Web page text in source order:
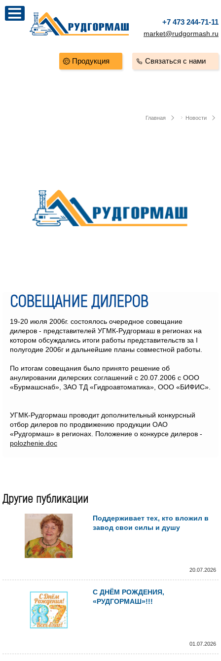
+7 473 244-71-11
market@rudgormash.ru
Связаться с нами
Продукция
Главная Новости
СОВЕЩАНИЕ ДИЛЕРОВ
19-20 июля 2006г. состоялось очередное совещание
дилеров - представителей УГМК-Рудгормаш в регионах на
котором обсуждались итоги работы представительств за I
полугодие 2006г и дальнейшие планы совместной работы.
По итогам совещания было принято решение об
анулировании дилерских соглашений с 20.07.2006 с ООО
«Бурмашснаб», ЗАО ТД «Гидроавтоматика», ООО «БИФИС».
УГМК-Рудгормаш проводит дополнительный конкурсный
отбор дилеров по продвижению продукции ОАО
«Рудгормаш» в регионах. Положение о конкурсе дилеров -
polozhenie.doc
Другие публикации
Поддерживает тех, кто вложил в
завод свои силы и душу
20.07.2026
С ДНЁМ РОЖДЕНИЯ,
«РУДГОРМАШ»!!!
01.07.2026